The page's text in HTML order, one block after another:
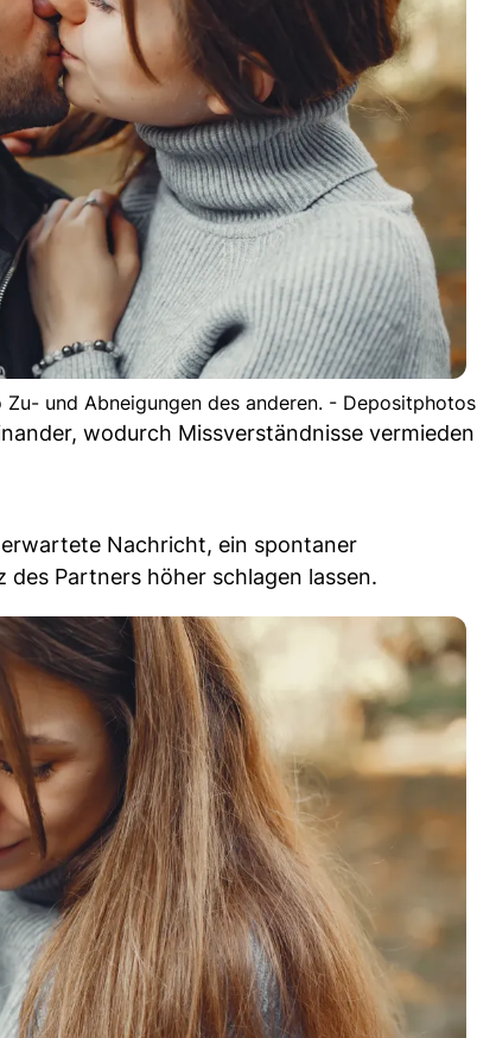
und Abneigungen des anderen. - Depositphotos
wodurch Missverständnisse vermieden
Nachricht, ein spontaner
Partners höher schlagen lassen.